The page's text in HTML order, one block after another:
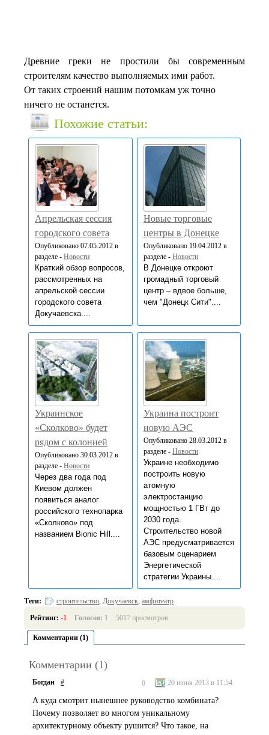
Древние греки не простили бы современным
строителям качество выполняемых ими работ.
От таких строений нашим потомкам уж точно
ничего не останется.
Похожие статьи:
Апрельская сессия
городского совета
Опубликовано 07.05.2012 в
разделе - Новости
Краткий обзор вопросов,
рассмотренных на
апрельской сессии
городского совета
Докучаевска....
Новые торговые
центры в Донецке
Опубликовано 19.04.2012 в
разделе - Новости
В Донецке откроют
громадный торговый
центр – вдвое больше,
чем "Донецк Сити"....
Украинское
«Сколково» будет
рядом с колонией
Опубликовано 30.03.2012 в
разделе - Новости
Через два года под
Киевом должен
появиться аналог
российского технопарка
«Сколково» под
названием Bionic Hill....
Украина построит
новую АЭС
Опубликовано 28.03.2012 в
разделе - Новости
Украине необходимо
построить новую
атомную
электростанцию
мощностью 1 ГВт до
2030 года.
Строительство новой
АЭС предусматривается
базовым сценарием
Энергетической
стратегии Украины....
Теги: строительство, Докучаевск, амфитеатр
Рейтинг: -1 Голосов: 1 5017 просмотров
Комментарии (1)
Комментарии (1)
Богдан # 20 июня 2013 в 11:54
0
А куда смотрит нынешнее руководство комбината?
Почему позволяет во многом уникальному
архитектурному объекту рушится? Что такое, на